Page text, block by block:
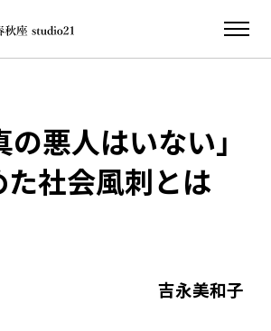
の悪人はいない」
社会風刺とは
吉永美和子